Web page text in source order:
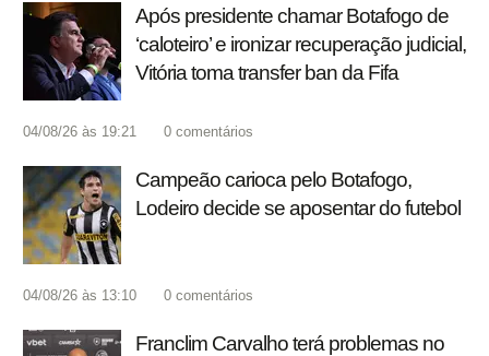
Após presidente chamar Botafogo de
‘caloteiro’ e ironizar recuperação judicial,
Vitória toma transfer ban da Fifa
04/08/26 às 19:21 0 comentários
Campeão carioca pelo Botafogo,
Lodeiro decide se aposentar do futebol
04/08/26 às 13:10 0 comentários
Franclim Carvalho terá problemas no